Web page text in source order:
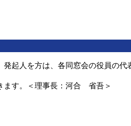
起人を方は、各同窓会の役員の代
ます。＜理事長：河合 省吾＞